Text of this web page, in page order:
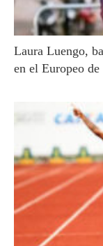
Laura Luengo,
en el Europeo